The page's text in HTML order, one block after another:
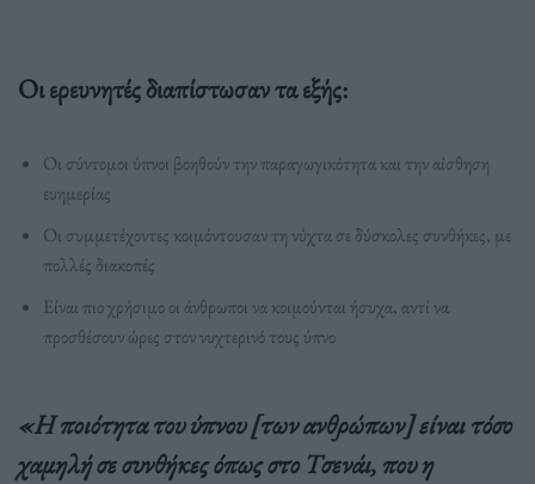
Οι ερευνητές διαπίστωσαν τα εξής:
Οι σύντομοι ύπνοι βοηθούν την παραγωγικότητα και την αίσθηση
ευημερίας
Οι συμμετέχοντες κοιμόντουσαν τη νύχτα σε δύσκολες συνθήκες, με
πολλές διακοπές
Είναι πιο χρήσιμο οι άνθρωποι να κοιμούνται ήσυχα, αντί να
προσθέσουν ώρες στον νυχτερινό τους ύπνο
«Η ποιότητα του ύπνου [των ανθρώπων] είναι τόσο
χαμηλή σε συνθήκες όπως στο Τσενάι, που η